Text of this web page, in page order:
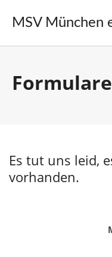
MSV München
Formulare
Es tut uns leid,
vorhanden.